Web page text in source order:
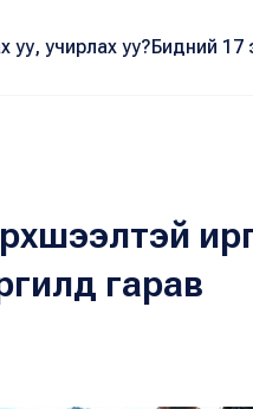
уу, учирлах уу?Бидний 17
гарав